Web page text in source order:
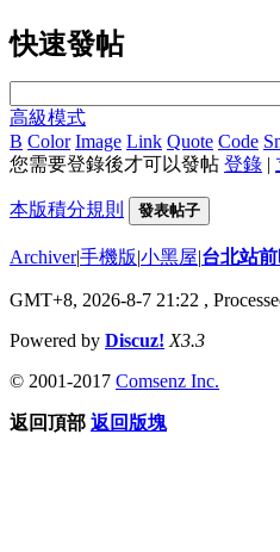
快速發帖
高級模式
B Color Image Link Quote Code
您需要登錄後才可以發帖 登錄 |
本版積分規則 發表帖子
Archiver|手機版|小黑屋|台北站
GMT+8, 2026-8-7 21:22 ,
Powered by Discuz! X3.3
© 2001-2017 Comsenz Inc.
返回頂部 返回版塊